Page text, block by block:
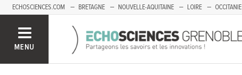
ECHOSCIENCES.COM BRETAGNE NOUVELLE-AQUITAINE LOIRE OCCITANIE
MENU